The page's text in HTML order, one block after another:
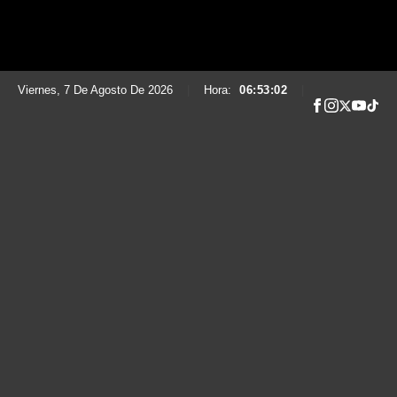
Viernes, 7 De Agosto De 2026 Hora: 06:53:03